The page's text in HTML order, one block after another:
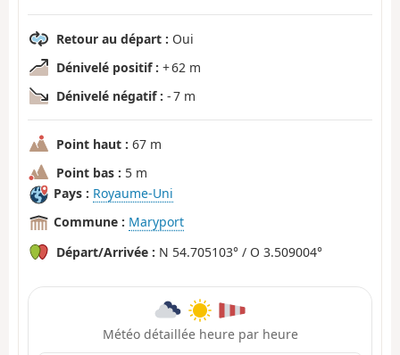
Retour au départ : Oui
Dénivelé positif : + 62 m
Dénivelé négatif : - 7 m
Point haut : 67 m
Point bas : 5 m
Pays : Royaume-Uni
Commune : Maryport
Départ/Arrivée : N 54.705103° / O 3.509004°
Météo détaillée heure par heure